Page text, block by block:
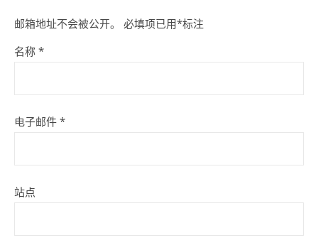
邮箱地址不会被公开。 必填项已用*标注
名称 *
电子邮件 *
站点